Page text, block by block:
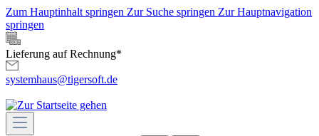
Zum Hauptinhalt springen Zur Suche springen Zur Hauptnavigation
springen
Lieferung auf Rechnung*
systemhaus@tigersoft.de